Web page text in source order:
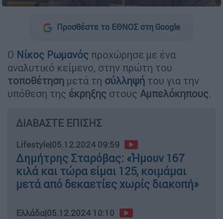
Προσθέστε το ΕΘΝΟΣ στη Google
Ο Νίκος Ρωμανός προχώρησε με ένα
αναλυτικό κείμενο, στην πρώτη του
τοποθέτηση μετά τη σύλληψή του για την
υπόθεση της έκρηξης στους Αμπελόκηπους.
ΔΙΑΒΑΣΤΕ ΕΠΙΣΗΣ
Lifestyle|05.12.2024 09:59
Δημήτρης Σταρόβας: «Ήμουν 167
κιλά και τώρα είμαι 125, κοιμάμαι
μετά από δεκαετίες χωρίς διακοπή»
Ελλάδα|05.12.2024 10:10